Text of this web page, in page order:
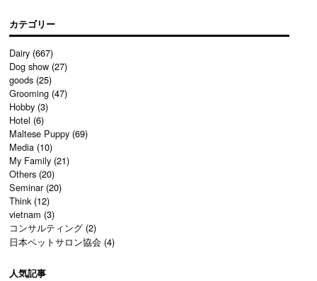
カテゴリー
Dairy (667)
Dog show (27)
goods (25)
Grooming (47)
Hobby (3)
Hotel (6)
Maltese Puppy (69)
Media (10)
My Family (21)
Others (20)
Seminar(20)
Think(12)
vietnam (3)
コンサルティング (2)
日本ペットサロン協会 (4)
人気記事